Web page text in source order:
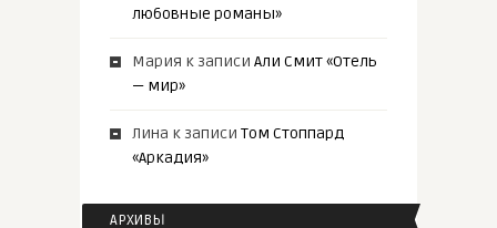
любовные романы»
Мария к записи Али Смит «Отель
— мир»
Лина к записи Том Стоппард
«Аркадия»
АРХИВЫ